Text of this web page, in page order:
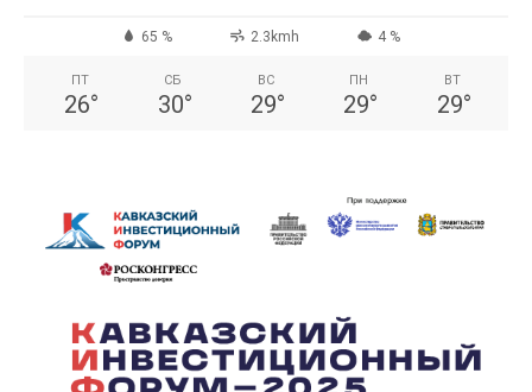
65 % 2.3kmh 4 %
ПТ
26°
СБ
30°
ВС
29°
ПН
29°
ВТ
29°